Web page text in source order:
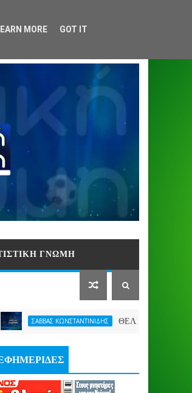
ΓΝΩΜΗ
ΚΩΝΣΤΑΝΤΙΝΙΔΗΣ ΘΕΛΕΙ FORMAT O ΑΡΗΣ
MORE GOT IT